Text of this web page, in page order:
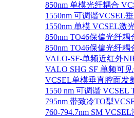
850nm 单模光纤耦合
1550nm 可调谐VCSEL
1550nm 单模 VCSEL激
850nm TO46保偏光纤耦
850nm TO46保偏光纤耦
VALO-SF-单频近红外
VALO SHG SF 单频可
VCSEL单模垂直腔面发
1550 nm 可调谐 VCSEL
795nm 带致冷TO型
760-794.7nm SM